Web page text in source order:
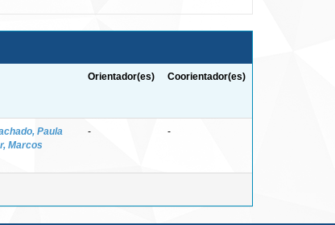
Orientador(es) Coorientador(es)
Paula
Marcos
- -